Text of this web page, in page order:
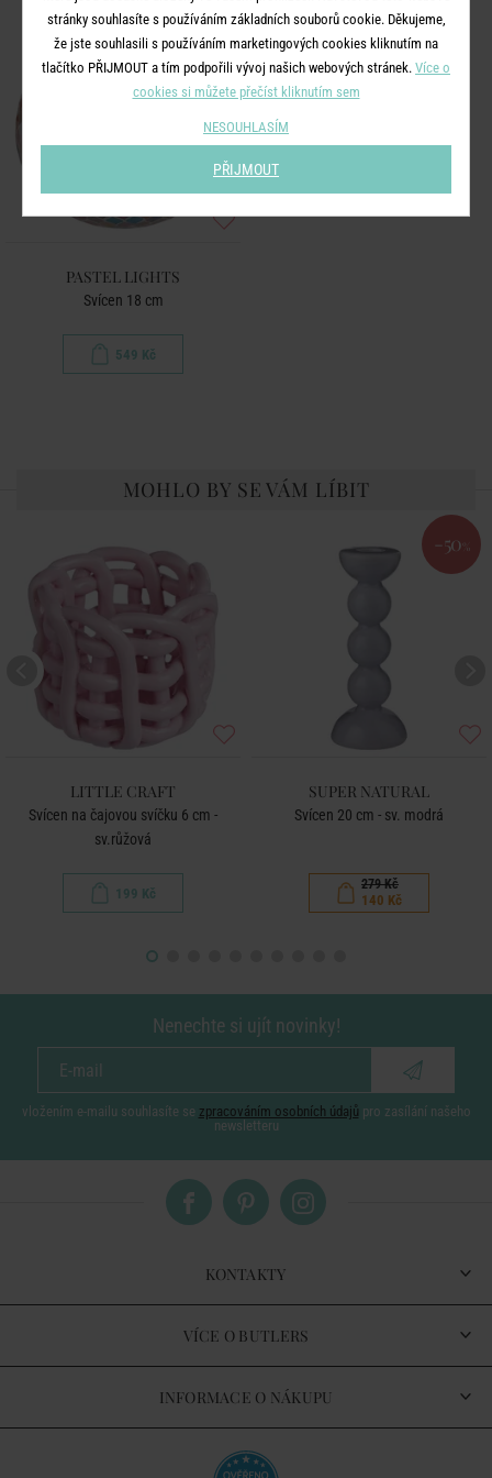
PASTEL LIGHTS
Svícen 18 cm
549 Kč
MOHLO BY SE VÁM LÍBIT
LITTLE CRAFT
Svícen na čajovou svíčku 6 cm -
sv.růžová
199 Kč
-50 %
SUPER NATURAL
Svícen 20 cm - sv. modrá
279 Kč
140 Kč
Nenechte si ujít novinky!
vložením e-mailu souhlasíte se zpracováním osobních údajů pro zasílání našeho
newsletteru
KONTAKTY
VÍCE O BUTLERS
INFORMACE O NÁKUPU
stránky souhlasíte s používáním základních souborů cookie. Děkujeme,
že jste souhlasili s používáním marketingových cookies kliknutím na
tlačítko PŘIJMOUT a tím podpořili vývoj našich webových stránek. Více o
cookies si můžete přečíst kliknutím sem
NESOUHLASÍM
PŘIJMOUT